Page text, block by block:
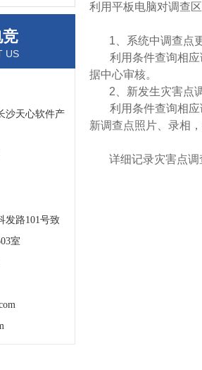
US
沙天心软件产
发路101号致
室
利用平板电脑对调查
1、系统中调查点
利用条件查询相应
据中心审核。
2、新发生灾害点
利用条件查询相应
新调查点照片、录相
详细记录灾害点调